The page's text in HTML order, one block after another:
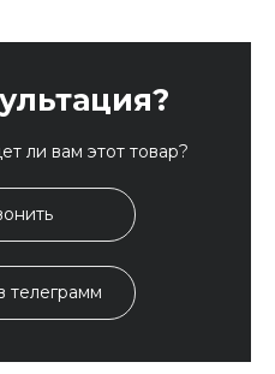
ли вам этот товар?
телеграмм